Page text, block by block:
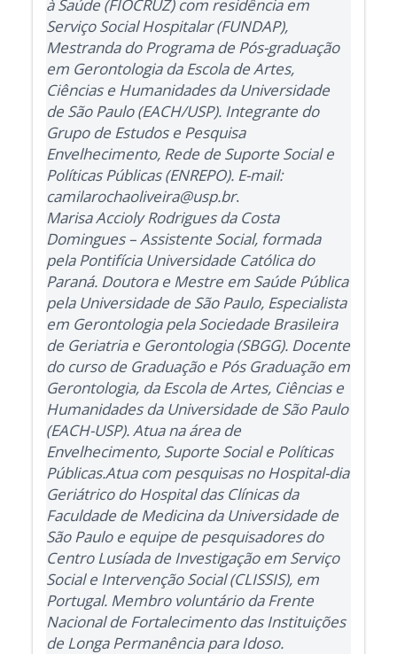
à Saúde (FIOCRUZ) com residência em
Serviço Social Hospitalar (FUNDAP),
Mestranda do Programa de Pós-graduação
em Gerontologia da Escola de Artes,
Ciências e Humanidades da Universidade
de São Paulo (EACH/USP). Integrante do
Grupo de Estudos e Pesquisa
Envelhecimento, Rede de Suporte Social e
Políticas Públicas (ENREPO). E-mail:
camilarochaoliveira@usp.br.
Marisa Accioly Rodrigues da Costa
Domingues – Assistente Social, formada
pela Pontifícia Universidade Católica do
Paraná. Doutora e Mestre em Saúde Pública
pela Universidade de São Paulo, Especialista
em Gerontologia pela Sociedade Brasileira
de Geriatria e Gerontologia (SBGG). Docente
do curso de Graduação e Pós Graduação em
Gerontologia, da Escola de Artes, Ciências e
Humanidades da Universidade de São Paulo
(EACH-USP). Atua na área de
Envelhecimento, Suporte Social e Políticas
Públicas.Atua com pesquisas no Hospital-dia
Geriátrico do Hospital das Clínicas da
Faculdade de Medicina da Universidade de
São Paulo e equipe de pesquisadores do
Centro Lusíada de Investigação em Serviço
Social e Intervenção Social (CLISSIS), em
Portugal. Membro voluntário da Frente
Nacional de Fortalecimento das Instituições
de Longa Permanência para Idoso.